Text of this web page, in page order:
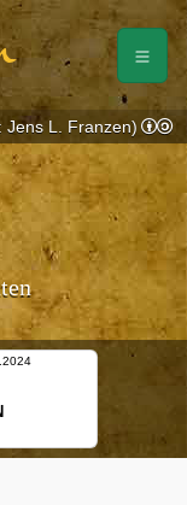
Jens L. Franzen)